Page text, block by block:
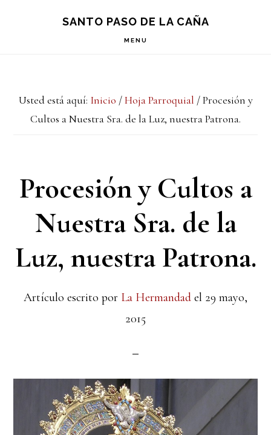
principal
lateral
principal
SANTO PASO DE LA CAÑA
MENU
Usted está aquí: Inicio / Hoja Parroquial /Procesión y
Cultos a Nuestra Sra. de la Luz, nuestra Patrona.
Procesión y Cultos a
Nuestra Sra. de la
Luz, nuestra Patrona.
Artículo escrito por La Hermandad el 29 mayo,
2015